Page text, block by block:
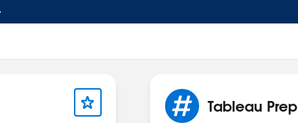
Tableau Prep